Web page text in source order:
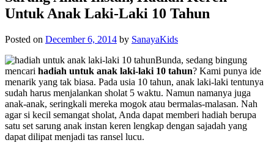
Untuk Anak Laki-Laki 10 Tahun
Posted on December 6, 2014 by SanayaKids
Bunda, sedang bingung
mencari hadiah untuk anak laki-laki 10 tahun? Kami punya ide
menarik yang tak biasa. Pada usia 10 tahun, anak laki-laki tentunya
sudah harus menjalankan sholat 5 waktu. Namun namanya juga
anak-anak, seringkali mereka mogok atau bermalas-malasan. Nah
agar si kecil semangat sholat, Anda dapat memberi hadiah berupa
satu set sarung anak instan keren lengkap dengan sajadah yang
dapat dilipat menjadi tas ransel lucu.